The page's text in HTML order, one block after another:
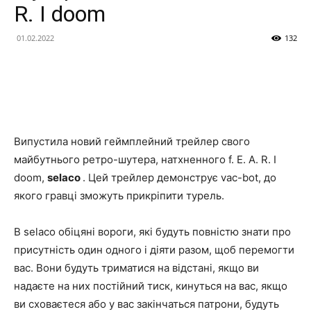
R. І doom
01.02.2022 132
Випустила новий геймплейний трейлер свого
майбутнього ретро-шутера, натхненного f. E. A. R. І
doom, selaco . Цей трейлер демонструє vac-bot, до
якого гравці зможуть прикріпити турель.
В selaco обіцяні вороги, які будуть повністю знати про
присутність один одного і діяти разом, щоб перемогти
вас. Вони будуть триматися на відстані, якщо ви
надаєте на них постійний тиск, кинуться на вас, якщо
ви сховаєтеся або у вас закінчаться патрони, будуть